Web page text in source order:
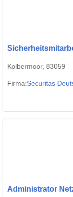
Kolbermoor, 83059
Firma:Securitas
Administrator